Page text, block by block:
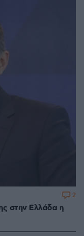
στην Ελλάδα η
2